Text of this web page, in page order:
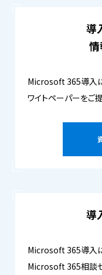
導
Microsoft 365導入
ワイトペーパーをご
導
Microsoft 365導入に
Microsoft 365相談